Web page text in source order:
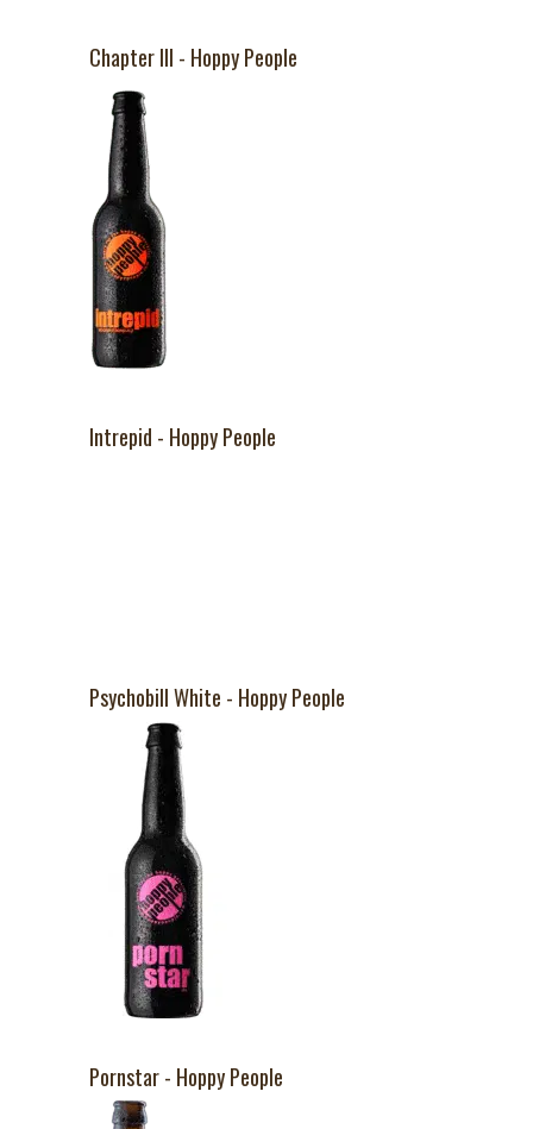
Chapter III - Hoppy People
Intrepid - Hoppy People
Psychobill White - Hoppy People
Pornstar - Hoppy People